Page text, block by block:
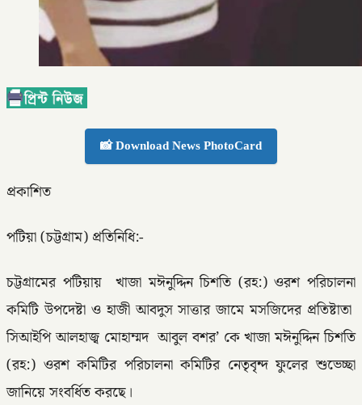
📸 Download News PhotoCard
প্রকাশিত
পটিয়া (চট্টগ্রাম) প্রতিনিধি:-
চট্টগ্রামের পটিয়ায় খাজা মঈনুদ্দিন চিশতি (রহ:) ওরশ পরিচালনা
কমিটি উপদেষ্টা ও হাজী আবদুস সাত্তার জামে মসজিদের প্রতিষ্টাতা
সিআইপি আলহাজ্ব মোহাম্মদ আবুল বশর’ কে খাজা মঈনুদ্দিন চিশতি
(রহ:) ওরশ কমিটির পরিচালনা কমিটির নেতৃবৃন্দ ফুলের শুভেচ্ছা
জানিয়ে সংবর্ধিত করছে।